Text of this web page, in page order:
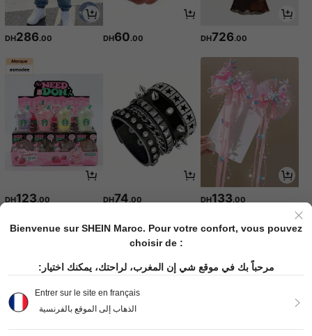
DH286.00 DH60.00 DH726.00
DH123.00 DH74.00 DH133.00
Bienvenue sur SHEIN Maroc. Pour votre confort, vous pouvez
choisir de :
مرحباً بك في موقع شي إن المغرب، لراحتك، يمكنك اختيار:
Entrer sur le site en français
الذهاب إلى الموقع بالفرنسية